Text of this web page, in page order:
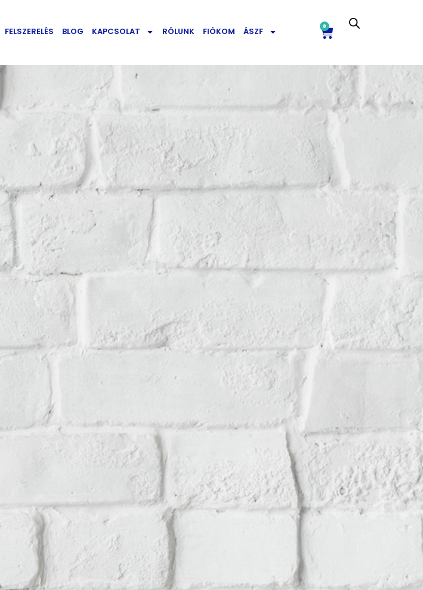
FELSZERELÉS BLOG KAPCSOLAT RÓLUNK FIÓKOM ÁSZF 0